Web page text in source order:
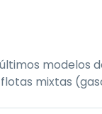
modelos
mixtas